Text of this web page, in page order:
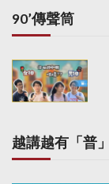
90’傳聲筒
越講越有「普」